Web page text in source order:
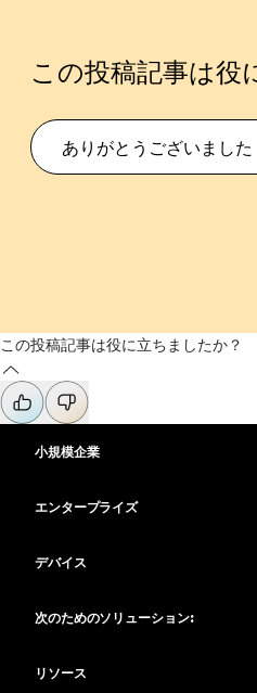
この投稿記事は役
ありがとうございました
この投稿記事は役に立ちましたか？
小規模企業
エンタープライズ
デバイス
次のためのソリューション:
リソース